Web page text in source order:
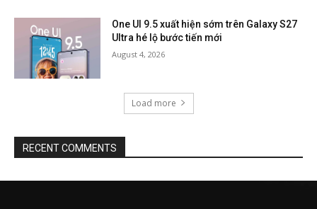
One UI 9.5 xuất hiện sớm trên Galaxy S27
Ultra hé lộ bước tiến mới
August 4, 2026
Load more
RECENT COMMENTS